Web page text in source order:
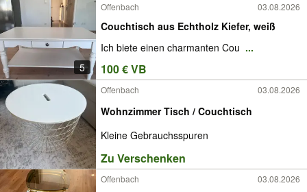
5
Offenbach 03.08.2026
Couchtisch aus Echtholz Kiefer, weiß
Ich biete einen charmanten Cou ...
100 € VB
Offenbach 03.08.2026
Wohnzimmer Tisch / Couchtisch
Kleine Gebrauchsspuren
Zu Verschenken
Offenbach 03.08.2026